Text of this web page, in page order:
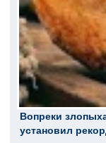
Вопреки
установил